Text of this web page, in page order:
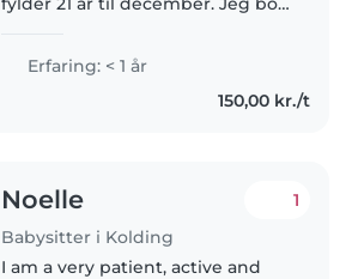
familie. Jeg har stor erfaring
med børn i mange forskellige
Erfaring: < 1 år
150,00 kr./t
Noelle
Babysitter i Kolding
1
I am a very patient, active and